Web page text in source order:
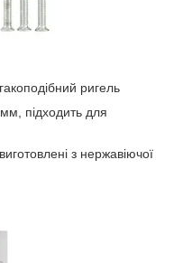
ригель
підходить для
з нержавіючої